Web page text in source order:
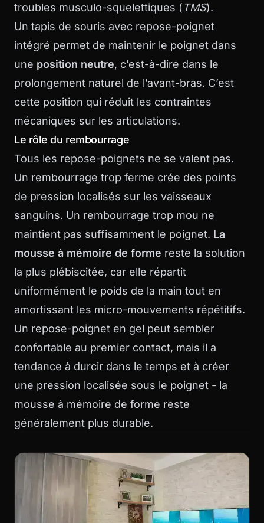
troubles musculo-squelettiques ( TMS).
Un tapis de souris avec repose-poignet
intégré permet de maintenir le poignet dans
une position neutre, c’est-à-dire dans le
prolongement naturel de l’avant-bras. C’est
cette position qui réduit les contraintes
mécaniques sur les articulations.
Le rôle du rembourrage
Tous les repose-poignets ne se valent pas.
Un rembourrage trop ferme crée des points
de pression localisés sur les vaisseaux
sanguins. Un rembourrage trop mou ne
maintient pas suffisamment le poignet. La
mousse à mémoire de forme reste la solution
la plus plébiscitée, car elle répartit
uniformément le poids de la main tout en
amortissant les micro-mouvements répétitifs.
Un repose-poignet en gel peut sembler
confortable au premier contact, mais il a
tendance à durcir dans le temps et à créer
une pression localisée sous le poignet - la
mousse à mémoire de forme reste
généralement plus durable.